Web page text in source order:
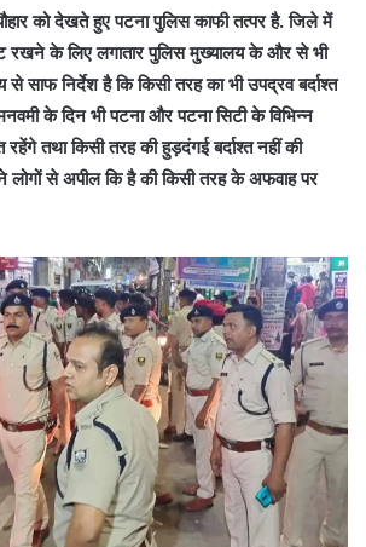
को देखते हुए पटना पुलिस काफी तत्पर है. जिले में
रखने के लिए लगातार पुलिस मुख्यालय के और से भी
से साफ निर्देश है कि किसी तरह का भी उपद्रव बर्दाश्त
के दिन भी पटना और पटना सिटी के विभिन्न
तथा किसी तरह की हुड़दंगई बर्दाश्त नहीं की
लोगों से अपील कि है की किसी तरह के अफवाह पर